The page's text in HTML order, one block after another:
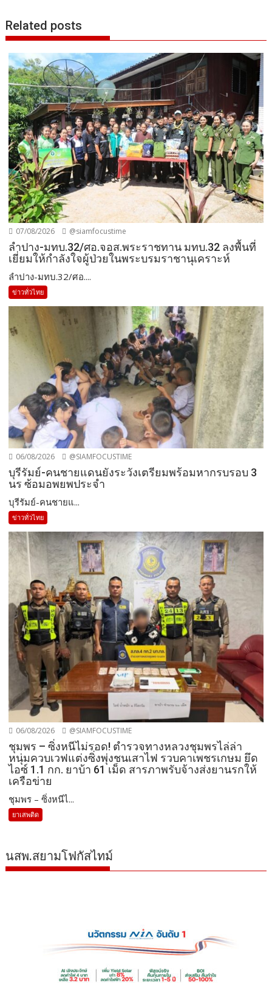
Related posts
07/08/2026 @siamfocustime
ลำปาง-มทบ.32/ศอ.จอส.พระราชทาน มทบ.32 ลงพื้นที่
เยี่ยมให้กำลังใจผู้ป่วยในพระบรมราชานุเคราะห์
ลำปาง-มทบ.32/ศอ....
ข่าวทั่วไทย
06/08/2026 @SIAMFOCUSTIME
บุรีรัมย์-คนชายแดนยังระวังเตรียมพร้อมหากรบรอบ 3
นร ซ้อมอพยพประจำ
บุรีรัมย์-คนชายแ...
ข่าวทั่วไทย
06/08/2026 @SIAMFOCUSTIME
ชุมพร – ซิ่งหนีไม่รอด! ตำรวจทางหลวงชุมพรไล่ล่า
หนุ่มควบเวฟแต่งซิ่งพุ่งชนเสาไฟ รวบคาเพชรเกษม ยึด
ไอซ์ 1.1 กก. ยาบ้า 61 เม็ด สารภาพรับจ้างส่งยานรกให้
เครือข่าย
ชุมพร – ซิ่งหนีไ...
ยาเสพติด
นสพ.สยามโฟกัสไทม์